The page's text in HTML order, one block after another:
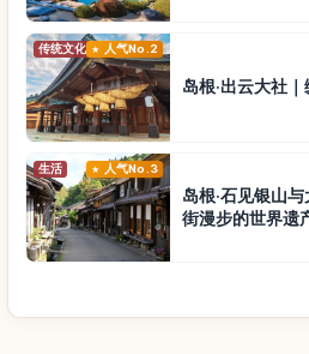
传统文化 人气No.2
岛根·出云大社
生活 人气No.3
岛根·石见银山
街漫步的世界遗